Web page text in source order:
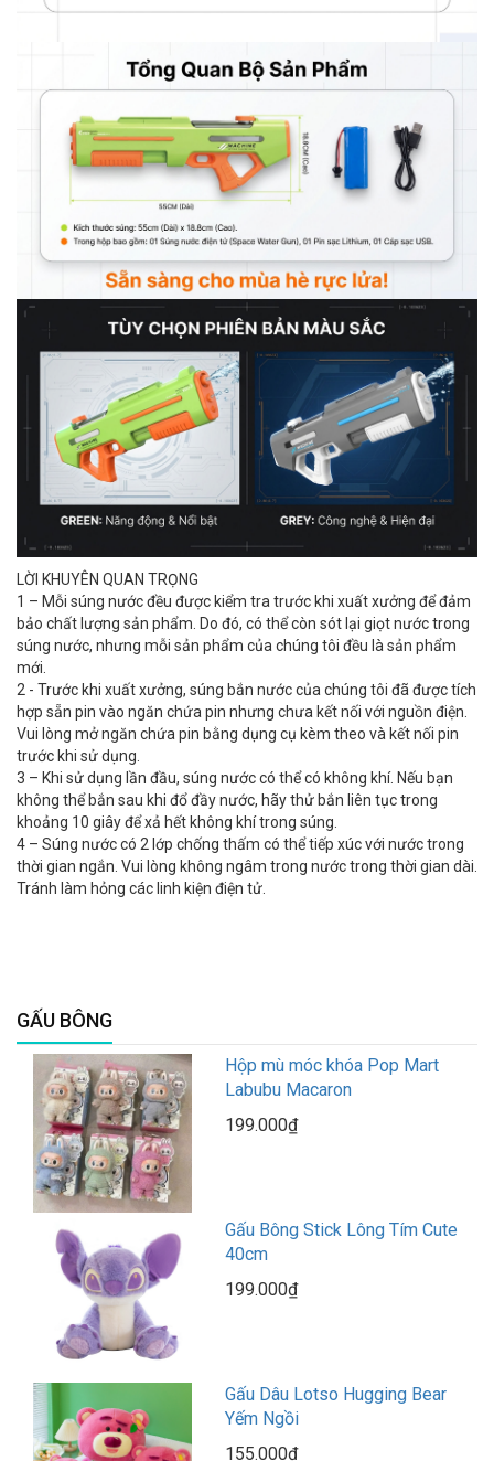
LỜI KHUYÊN QUAN TRỌNG
1 – Mỗi súng nước đều được kiểm tra trước khi xuất xưởng để đảm
bảo chất lượng sản phẩm. Do đó, có thể còn sót lại giọt nước trong
súng nước, nhưng mỗi sản phẩm của chúng tôi đều là sản phẩm
mới.
2 - Trước khi xuất xưởng, súng bắn nước của chúng tôi đã được tích
hợp sẵn pin vào ngăn chứa pin nhưng chưa kết nối với nguồn điện.
Vui lòng mở ngăn chứa pin bằng dụng cụ kèm theo và kết nối pin
trước khi sử dụng.
3 – Khi sử dụng lần đầu, súng nước có thể có không khí. Nếu bạn
không thể bắn sau khi đổ đầy nước, hãy thử bắn liên tục trong
khoảng 10 giây để xả hết không khí trong súng.
4 – Súng nước có 2 lớp chống thấm có thể tiếp xúc với nước trong
thời gian ngắn. Vui lòng không ngâm trong nước trong thời gian dài.
Tránh làm hỏng các linh kiện điện tử.
GẤU BÔNG
Hộp mù móc khóa Pop Mart
Labubu Macaron
199.000₫
Gấu Bông Stick Lông Tím Cute
40cm
199.000₫
Gấu Dâu Lotso Hugging Bear
Yếm Ngồi
155.000₫